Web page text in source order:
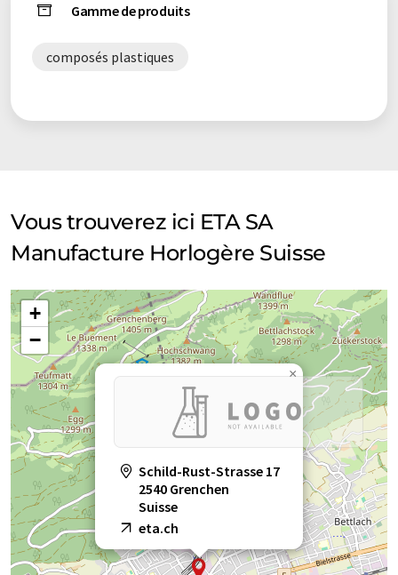
Gamme de produits
composés plastiques
Vous trouverez ici ETA SA
Manufacture Horlogère Suisse
Schild-Rust-Strasse 17
2540 Grenchen
Suisse
eta.ch
×
+
−